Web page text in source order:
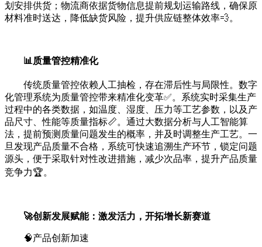
划安排供货；物流商依据货物信息提前规划运输路线，确保原
材料准时送达，降低缺货风险，提升供应链整体效率💨。
📊质量管控精准化
传统质量管控依赖人工抽检，存在滞后性与局限性。数字
化管理系统为质量管控带来精准化变革✅。系统实时采集生产
过程中的各类数据，如温度、湿度、压力等工艺参数，以及产
品尺寸、性能等质量指标📏。通过大数据分析与人工智能算
法，提前预测质量问题发生的概率，并及时调整生产工艺。一
旦发现产品质量不合格，系统可快速追溯生产环节，锁定问题
源头，便于采取针对性改进措施，减少次品率，提升产品质量
竞争力🏆。
🚀创新发展赋能：激发活力，开拓增长新赛道
🧠产品创新加速